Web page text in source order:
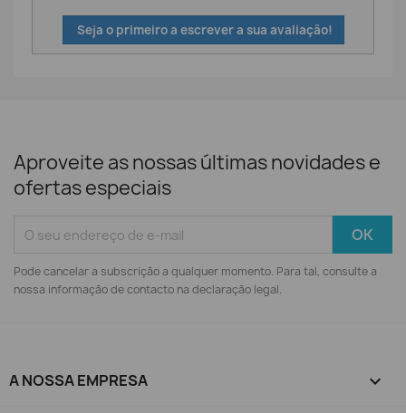
Seja o primeiro a escrever a sua avaliação!
Aproveite as nossas últimas novidades e
ofertas especiais
Pode cancelar a subscrição a qualquer momento. Para tal, consulte a
nossa informação de contacto na declaração legal.
A NOSSA EMPRESA 